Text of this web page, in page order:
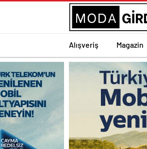
Alışveriş Magazin